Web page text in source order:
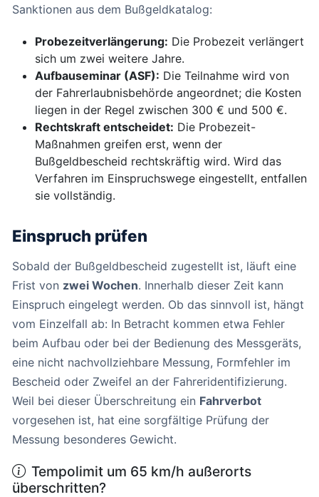
Sanktionen aus dem Bußgeldkatalog:
Probezeitverlängerung: Die Probezeit verlängert
sich um zwei weitere Jahre.
Aufbauseminar (ASF): Die Teilnahme wird von
der Fahrerlaubnisbehörde angeordnet; die Kosten
liegen in der Regel zwischen 300 € und 500 €.
Rechtskraft entscheidet: Die Probezeit-
Maßnahmen greifen erst, wenn der
Bußgeldbescheid rechtskräftig wird. Wird das
Verfahren im Einspruchswege eingestellt, entfallen
sie vollständig.
Einspruch prüfen
Sobald der Bußgeldbescheid zugestellt ist, läuft eine
Frist von zwei Wochen. Innerhalb dieser Zeit kann
Einspruch eingelegt werden. Ob das sinnvoll ist, hängt
vom Einzelfall ab: In Betracht kommen etwa Fehler
beim Aufbau oder bei der Bedienung des Messgeräts,
eine nicht nachvollziehbare Messung, Formfehler im
Bescheid oder Zweifel an der Fahreridentifizierung.
Weil bei dieser Überschreitung ein Fahrverbot
vorgesehen ist, hat eine sorgfältige Prüfung der
Messung besonderes Gewicht.
Tempolimit um 65 km/h außerorts
überschritten?